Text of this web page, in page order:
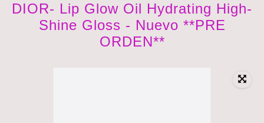
DIOR- Lip Glow Oil Hydrating High-
Shine Gloss - Nuevo **PRE
ORDEN**